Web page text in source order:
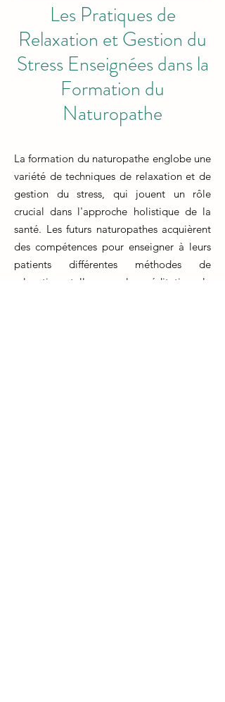
Les Pratiques de
Relaxation et Gestion du
Stress Enseignées dans la
Formation du
Naturopathe
La formation du naturopathe englobe une
variété de techniques de relaxation et de
gestion du stress, qui jouent un rôle
crucial dans l'approche holistique de la
santé. Les futurs naturopathes acquièrent
des compétences pour enseigner à leurs
patients différentes méthodes de
relaxation, telles que la méditation, la